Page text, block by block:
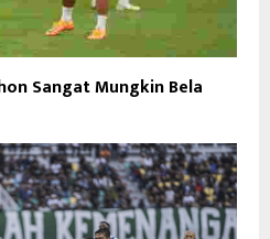
Sangat Mungkin Bela